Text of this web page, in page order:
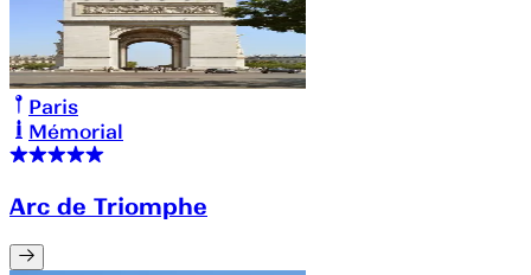
Paris
Mémorial
Arc de Triomphe